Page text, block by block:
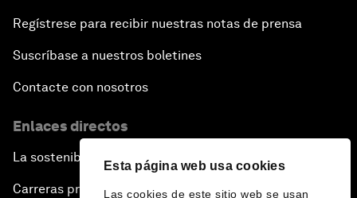
Esta página web usa cookies
Las cookies de este sitio web se usan
Regístrese para recibir nuestras notas de prensa
Suscríbase a nuestros boletines
Contacte con nosotros
Enlaces directos
La sostenibilidad en el Foro
Carreras profesionales